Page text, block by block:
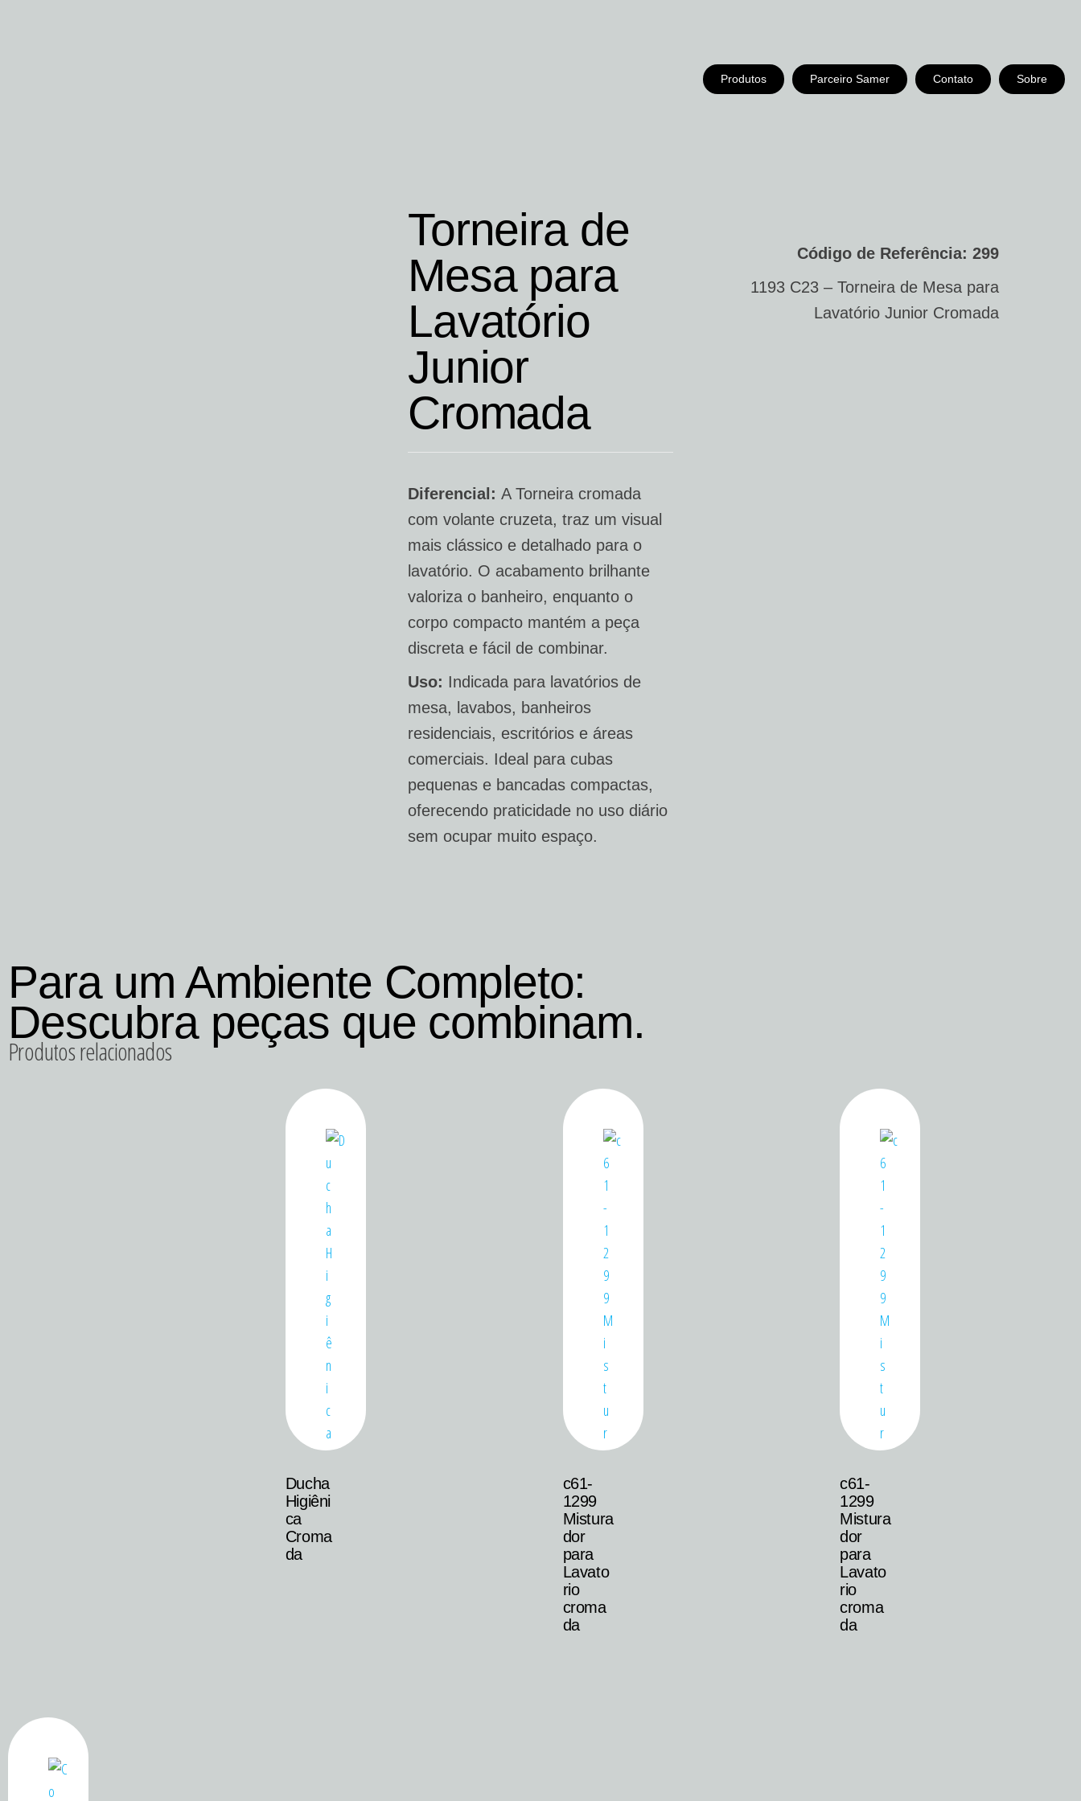
Produtos Parceiro Samer Contato Sobre
Torneira de
Mesa para
Lavatório
Junior
Cromada
Diferencial: A Torneira cromada
com volante cruzeta, traz um visual
mais clássico e detalhado para o
lavatório. O acabamento brilhante
valoriza o banheiro, enquanto o
corpo compacto mantém a peça
discreta e fácil de combinar.
Uso: Indicada para lavatórios de
mesa, lavabos, banheiros
residenciais, escritórios e áreas
comerciais. Ideal para cubas
pequenas e bancadas compactas,
oferecendo praticidade no uso diário
sem ocupar muito espaço.
Código de Referência: 299
1193 C23 – Torneira de Mesa para
Lavatório Junior Cromada
Para um Ambiente Completo:
Descubra peças que combinam.
Produtos relacionados
Ducha
Higiêni
ca
Croma
da
c61-
1299
Mistura
dor
para
Lavato
rio
croma
da
c61-
1299
Mistura
dor
para
Lavato
rio
croma
da